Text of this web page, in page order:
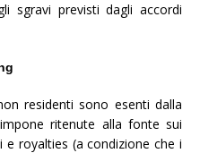
sgravi previsti dagli accordi
residenti sono esenti dalla
ritenute alla fonte sui
e royalties (a condizione che i